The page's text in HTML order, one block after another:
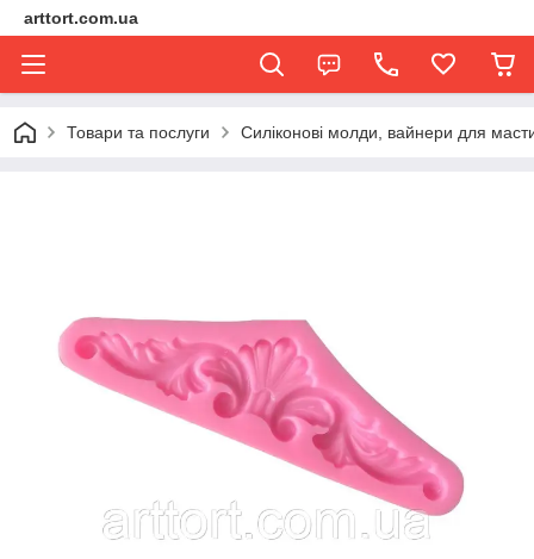
arttort.com.ua
Товари та послуги Силіконові молди, вайнери для